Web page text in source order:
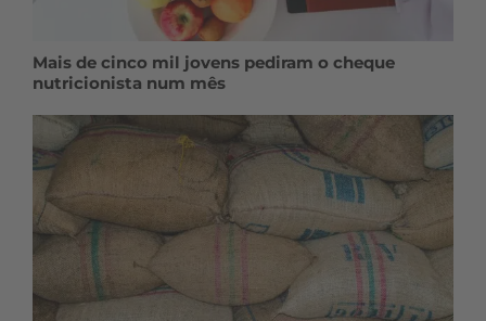
Mais de cinco mil jovens pediram o cheque
nutricionista num mês